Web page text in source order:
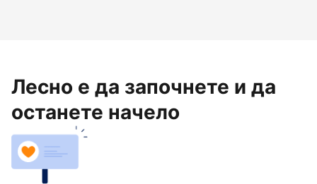
Лесно е да започнете и да
останете начело